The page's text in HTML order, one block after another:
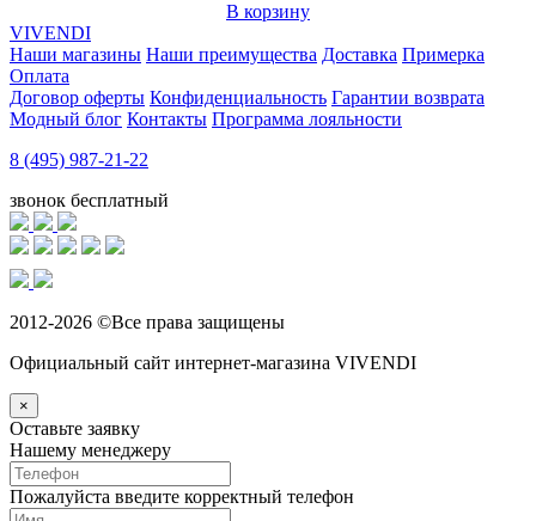
В корзину
VIVENDI
Наши магазины Наши преимущества Доставка Примерка
Оплата
Договор оферты Конфиденциальность Гарантии возврата
Модный блог Контакты Программа лояльности
8 (495) 987-21-22
звонок бесплатный
2012-2026 ©Все права защищены
Официальный сайт интернет-магазина VIVENDI
×
Оставьте заявку
Нашему менеджеру
Пожалуйста введите корректный телефон